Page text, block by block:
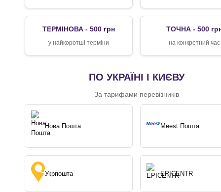
ТЕРМІНОВА - 500 грн
у найкоротші терміни
ТОЧНА - 500
на конкретний час
ПО УКРАЇНІ І КИЄВУ
За тарифами перевізників
Нова Пошта Meest Пошта
Укрпошта EPICENTR